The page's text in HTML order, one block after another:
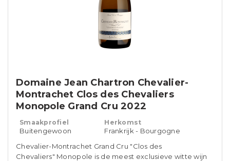
Domaine Jean Chartron Chevalier-
Montrachet Clos des Chevaliers
Monopole Grand Cru 2022
Smaakprofiel
Buitengewoon
Herkomst
Frankrijk - Bourgogne
Chevalier-Montrachet Grand Cru "Clos des
Chevaliers" Monopole is de meest exclusieve witte wijn